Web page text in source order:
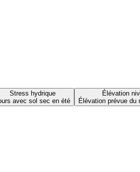
Stress hydrique
avec sol sec en été
Élévation
Élévation prévue du